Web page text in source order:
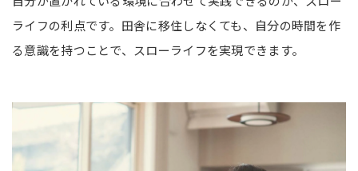
ライフの利点です。田舎に移住しなくても、自分の時間を作
る意識を持つことで、スローライフを実現できます。